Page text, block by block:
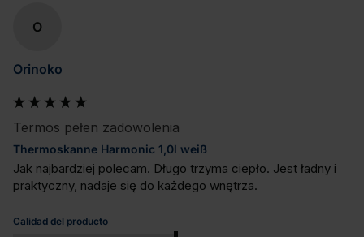
O
Orinoko
Termos pełen zadowolenia
Thermoskanne Harmonic 1,0l weiß
Jak najbardziej polecam. Długo trzyma ciepło. Jest ładny i
praktyczny, nadaje się do każdego wnętrza.
Calidad del producto